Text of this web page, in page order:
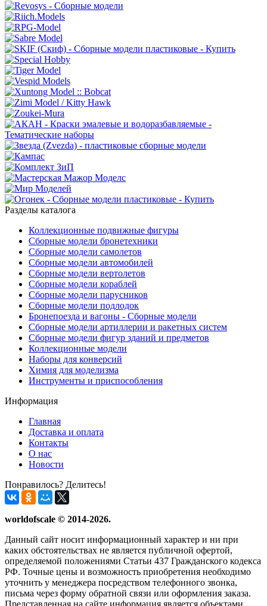
Разделы каталога
Коллекционные подвижные фигуры
Сборные модели бронетехники
Сборные модели самолетов
Сборные модели автомобилей
Сборные модели вертолетов
Сборные модели кораблей
Сборные модели парусников
Сборные модели подлодок
Бронепоезда и вагоны - Сборные модели
Сборные модели артиллерии и ракетных систем
Сборные модели фигур зданий и предметов
Коллекционные модели
Наборы для конверсий
Химия для моделизма
Инструменты и приспособления
Информация
Главная
Доставка и оплата
Контакты
О нас
Новости
Понравилось? Делитесь!
worldofscale © 2014-2026.
Данный сайт носит информационный характер и ни при
каких обстоятельствах не является публичной офертой,
определяемой положениями Статьи 437 Гражданского кодекса
РФ. Точные цены и возможность приобретения необходимо
уточнить у менеджера посредством телефонного звонка,
письма через форму обратной связи или оформления заказа.
Представленная на сайте информация является объектами